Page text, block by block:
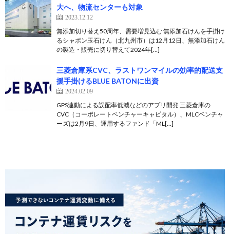
大へ、物流センターも対象
2023.12.12
無添加切り替え50周年、需要増見込む 無添加石けんを手掛け
るシャボン玉石けん（北九州市）は12月12日、無添加石けん
の製造・販売に切り替えて2024年[…]
三菱倉庫系CVC、ラストワンマイルの効率的配送支
援手掛けるBLUE BATONに出資
2024.02.09
GPS連動による誤配率低減などのアプリ開発 三菱倉庫の
CVC（コーポレートベンチャーキャピタル）、MLCベンチャ
ーズは2月9日、運用するファンド「ML[…]